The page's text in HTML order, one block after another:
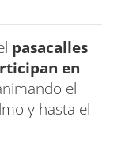
pasacalles
en
el
y hasta el